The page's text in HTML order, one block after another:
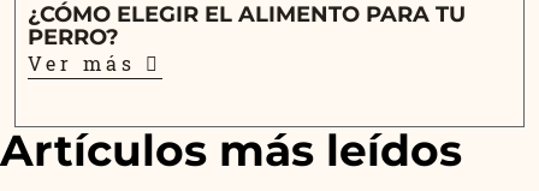
¿CÓMO ELEGIR EL ALIMENTO PARA TU
PERRO?
Ver más
Artículos más leídos